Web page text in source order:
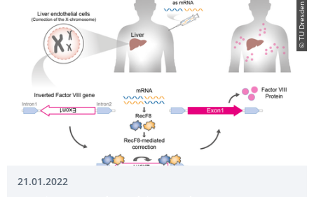
© TU Dresden
21.01.2022